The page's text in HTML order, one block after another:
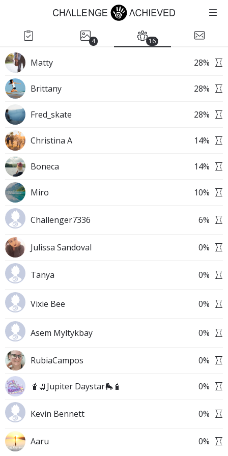
4 16
Matty 28%
Brittany 28%
Fred_skate 28%
Christina A 14%
Boneca 14%
Miro 10%
Challenger7336 6%
Julissa Sandoval 0%
Tanya 0%
Vixie Bee 0%
Asem Myltykbay 0%
RubiaCampos 0%
🧋🛼Jupiter Daystar🛼🧋 0%
Kevin Bennett 0%
Aaru 0%